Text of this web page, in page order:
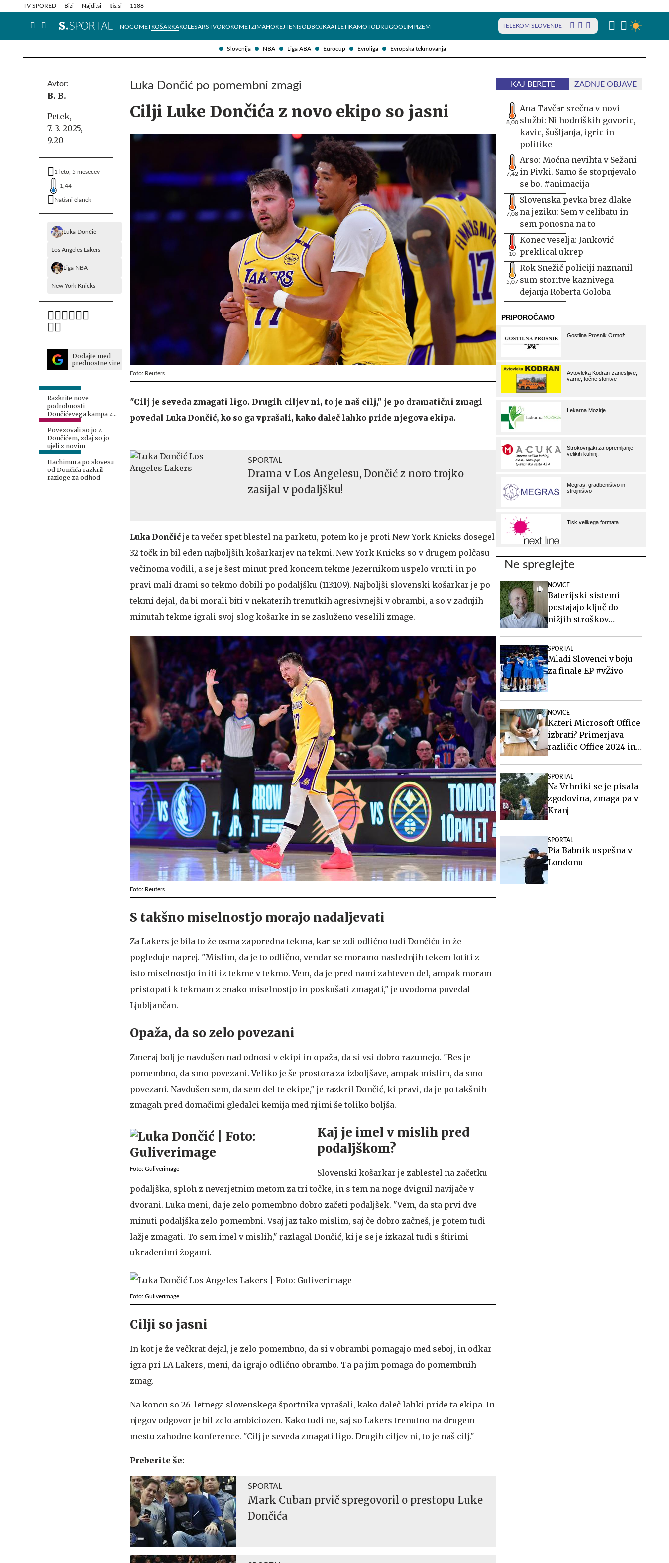
Slovenija NBA Liga ABA Eurocup Evroliga Evropska tekmovanja
TV SPORED Bizi Najdi.si Itis.si 1188
NOGOMETKOŠARKAKOLESARSTVOROKOMETZIMAHOKEJTENISODBOJKAATLETIKAMOTODRUGOOLIMPIZEM TELEKOM SLOVENIJE
Info in obvestila Tehnik
Avtor:
B. B.
Petek,
7. 3. 2025,
9.20
1 leto, 5 mesecev
1,44
Natisni članek
Luka Dončić
Los Angeles Lakers
Liga NBA
New York Knicks
Dodajte med
prednostne vire
Razkrite nove
podrobnosti
Dončićevega kampa z
Lakersi v Sloveniji
Povezovali so jo z
Dončićem, zdaj so jo
ujeli z novim
Hachimura po slovesu
od Dončića razkril
razloge za odhod
Luka Dončić po pomembni zmagi
Cilji Luke Dončića z novo ekipo so jasni
Foto: Reuters
"Cilj je seveda zmagati ligo. Drugih ciljev ni, to je naš cilj," je po dramatični zmagi
povedal Luka Dončić, ko so ga vprašali, kako daleč lahko pride njegova ekipa.
SPORTAL
Drama v Los Angelesu, Dončić z noro trojko
zasijal v podaljšku!
Luka Dončić je ta večer spet blestel na parketu, potem ko je proti New York Knicks dosegel
32 točk in bil eden najboljših košarkarjev na tekmi. New York Knicks so v drugem polčasu
večinoma vodili, a se je šest minut pred koncem tekme Jezernikom uspelo vrniti in po
pravi mali drami so tekmo dobili po podaljšku (113:109). Najboljši slovenski košarkar je po
tekmi dejal, da bi morali biti v nekaterih trenutkih agresivnejši v obrambi, a so v zadnjih
minutah tekme igrali svoj slog košarke in se zasluženo veselili zmage.
Foto: Reuters
S takšno miselnostjo morajo nadaljevati
Za Lakers je bila to že osma zaporedna tekma, kar se zdi odlično tudi Dončiću in že
pogleduje naprej. "Mislim, da je to odlično, vendar se moramo naslednjih tekem lotiti z
isto miselnostjo in iti iz tekme v tekmo. Vem, da je pred nami zahteven del, ampak moram
pristopati k tekmam z enako miselnostjo in poskušati zmagati," je uvodoma povedal
Ljubljančan.
Opaža, da so zelo povezani
Zmeraj bolj je navdušen nad odnosi v ekipi in opaža, da si vsi dobro razumejo. "Res je
pomembno, da smo povezani. Veliko je še prostora za izboljšave, ampak mislim, da smo
povezani. Navdušen sem, da sem del te ekipe," je razkril Dončić, ki pravi, da je po takšnih
zmagah pred domačimi gledalci kemija med njimi še toliko boljša.
Foto: Guliverimage
Kaj je imel v mislih pred
podaljškom?
Slovenski košarkar je zablestel na začetku
podaljška, sploh z neverjetnim metom za tri točke, in s tem na noge dvignil navijače v
dvorani. Luka meni, da je zelo pomembno dobro začeti podaljšek. "Vem, da sta prvi dve
minuti podaljška zelo pomembni. Vsaj jaz tako mislim, saj če dobro začneš, je potem tudi
lažje zmagati. To sem imel v mislih," razlagal Dončić, ki je se je izkazal tudi s štirimi
ukradenimi žogami.
Foto: Guliverimage
Cilji so jasni
In kot je že večkrat dejal, je zelo pomembno, da si v obrambi pomagajo med seboj, in odkar
igra pri LA Lakers, meni, da igrajo odlično obrambo. Ta pa jim pomaga do pomembnih
zmag.
Na koncu so 26-letnega slovenskega športnika vprašali, kako daleč lahki pride ta ekipa. In
njegov odgovor je bil zelo ambiciozen. Kako tudi ne, saj so Lakers trenutno na drugem
mestu zahodne konference. "Cilj je seveda zmagati ligo. Drugih ciljev ni, to je naš cilj."
Preberite še:
SPORTAL
Mark Cuban prvič spregovoril o prestopu Luke
Dončića
KAJ BERETE ZADNJE OBJAVE
8,00
Ana Tavčar srečna v novi
službi: Ni hodniških govoric,
kavic, šušljanja, igric in
politike
7,42
Arso: Močna nevihta v Sežani
in Pivki. Samo še stopnjevalo
se bo. #animacija
7,08
Slovenska pevka brez dlake
na jeziku: Sem v celibatu in
sem ponosna na to
10
Konec veselja: Janković
preklical ukrep
5,07
Rok Snežič policiji naznanil
sum storitve kaznivega
dejanja Roberta Goloba
Ne spreglejte
NOVICE
Baterijski sistemi
postajajo ključ do
nižjih stroškov
SPORTAL
Mladi Slovenci v boju
za finale EP #vŽivo
NOVICE
Kateri Microsoft Office
izbrati? Primerjava
različic Office 2024 in
SPORTAL
Na Vrhniki se je pisala
zgodovina, zmaga pa v
Kranj
SPORTAL
Pia Babnik uspešna v
Londonu